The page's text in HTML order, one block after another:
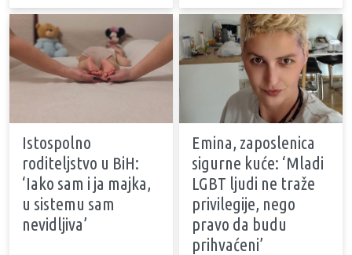
Istospolno
roditeljstvo u BiH:
‘Iako sam i ja majka,
u sistemu sam
nevidljiva’
Emina, zaposlenica
sigurne kuće: ‘Mladi
LGBT ljudi ne traže
privilegije, nego
pravo da budu
prihvaćeni’